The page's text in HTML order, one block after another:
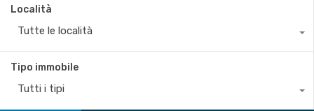
Località
Tutte le località
Tipo immobile
Tutti i tipi